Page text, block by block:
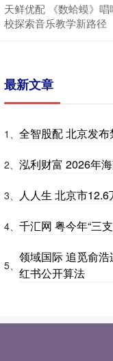
天鲜优配 《数蛤蟆》唱
校探索音乐教学新路径
最新文章
1、 全智股配 北京发
2、 泓利财富 2026年
3、 人人生 北京市
4、 千汇网 粤今年“三
5、
领域国际 追觅俞
红书公开算法